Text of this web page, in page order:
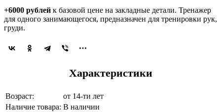
+6000 рублей к базовой цене на закладные детали. Тренажер
для одного занимающегося, предназначен для тренировки рук,
груди.
Характеристики
Возраст:
от 14-ти лет
Наличие товара: В наличии